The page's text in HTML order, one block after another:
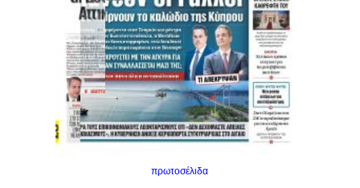
πρωτοσέλιδα